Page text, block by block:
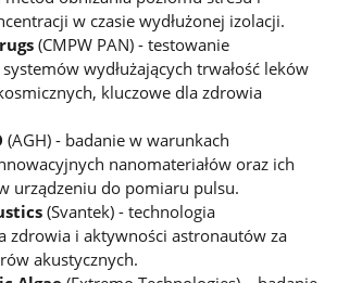
w czasie wydłużonej izolacji.
(CMPW PAN) - testowanie
wydłużających trwałość leków
kluczowe dla zdrowia
(AGH) - badanie w warunkach
nanomateriałów oraz ich
urządzeniu do pomiaru pulsu.
(Svantek) - technologia
zdrowia i aktywności astronautów za
akustycznych.